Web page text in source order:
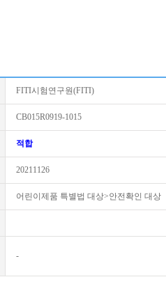
FITI시험연구원(FITI)
CB015R0919-1015
적합
20211126
어린이제품 특별법 대상>안전확인 대상
-